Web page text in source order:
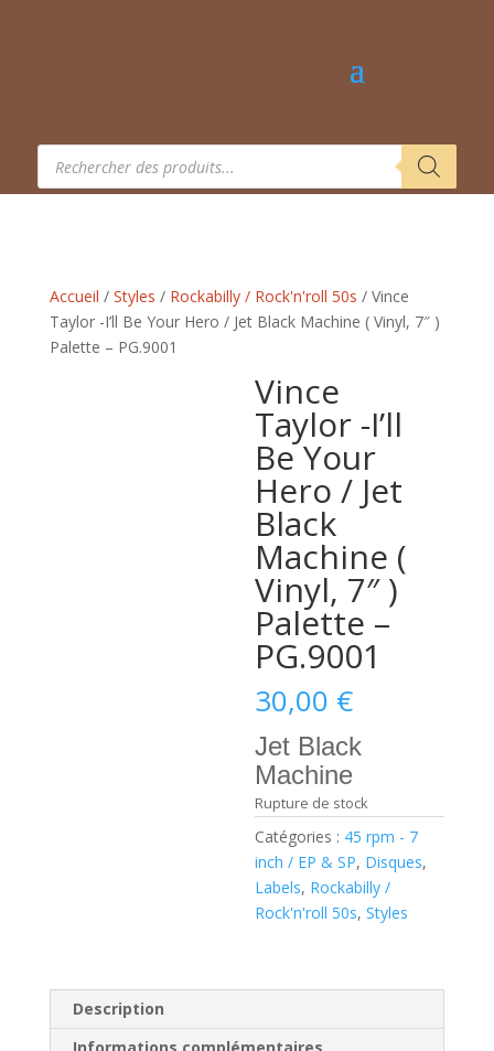
Recherche
produits
Accueil / Styles / Rockabilly / Rock'n'roll 50s / Vince
Taylor -I’ll Be Your Hero / Jet Black Machine ( Vinyl, 7″ )
Palette – PG.9001
Vince
Taylor -I’ll
Be Your
Hero / Jet
Black
Machine (
Vinyl, 7″ )
Palette –
PG.9001
30,00 €
Jet Black
Machine
Rupture de stock
Catégories : 45 rpm - 7
inch / EP & SP, Disques,
Labels, Rockabilly /
Rock'n'roll 50s,Styles
Description